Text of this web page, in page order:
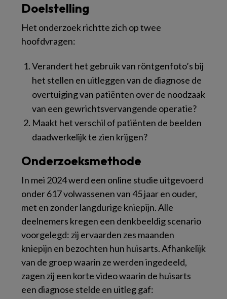
Doelstelling
Het onderzoek richtte zich op twee
hoofdvragen:
Verandert het gebruik van röntgenfoto’s bij
het stellen en uitleggen van de diagnose de
overtuiging van patiënten over de noodzaak
van een gewrichtsvervangende operatie?
Maakt het verschil of patiënten de beelden
daadwerkelijk te zien krijgen?
Onderzoeksmethode
In mei 2024 werd een online studie uitgevoerd
onder 617 volwassenen van 45 jaar en ouder,
met en zonder langdurige kniepijn. Alle
deelnemers kregen een denkbeeldig scenario
voorgelegd: zij ervaarden zes maanden
kniepijn en bezochten hun huisarts. Afhankelijk
van de groep waarin ze werden ingedeeld,
zagen zij een korte video waarin de huisarts
een diagnose stelde en uitleg gaf: